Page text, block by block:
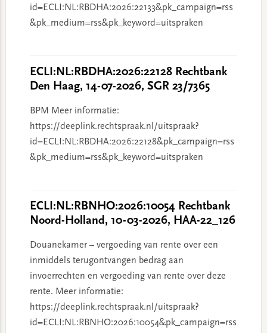
id=ECLI:NL:RBDHA:2026:22133&pk_campaign=rss
&pk_medium=rss&pk_keyword=uitspraken
ECLI:NL:RBDHA:2026:22128 Rechtbank
Den Haag, 14-07-2026, SGR 23/7365
BPM Meer informatie:
https://deeplink.rechtspraak.nl/uitspraak?
id=ECLI:NL:RBDHA:2026:22128&pk_campaign=rss
&pk_medium=rss&pk_keyword=uitspraken
ECLI:NL:RBNHO:2026:10054 Rechtbank
Noord-Holland, 10-03-2026, HAA-22_126
Douanekamer – vergoeding van rente over een
inmiddels terugontvangen bedrag aan
invoerrechten en vergoeding van rente over deze
rente. Meer informatie:
https://deeplink.rechtspraak.nl/uitspraak?
id=ECLI:NL:RBNHO:2026:10054&pk_campaign=rss